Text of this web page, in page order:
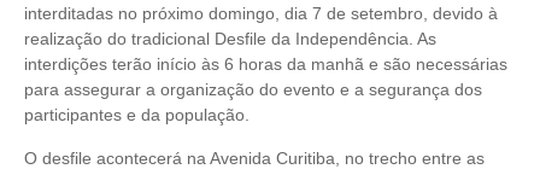
interditadas no próximo domingo, dia 7 de setembro, devido à
realização do tradicional Desfile da Independência. As
interdições terão início às 6 horas da manhã e são necessárias
para assegurar a organização do evento e a segurança dos
participantes e da população.
O desfile acontecerá na Avenida Curitiba, no trecho entre as